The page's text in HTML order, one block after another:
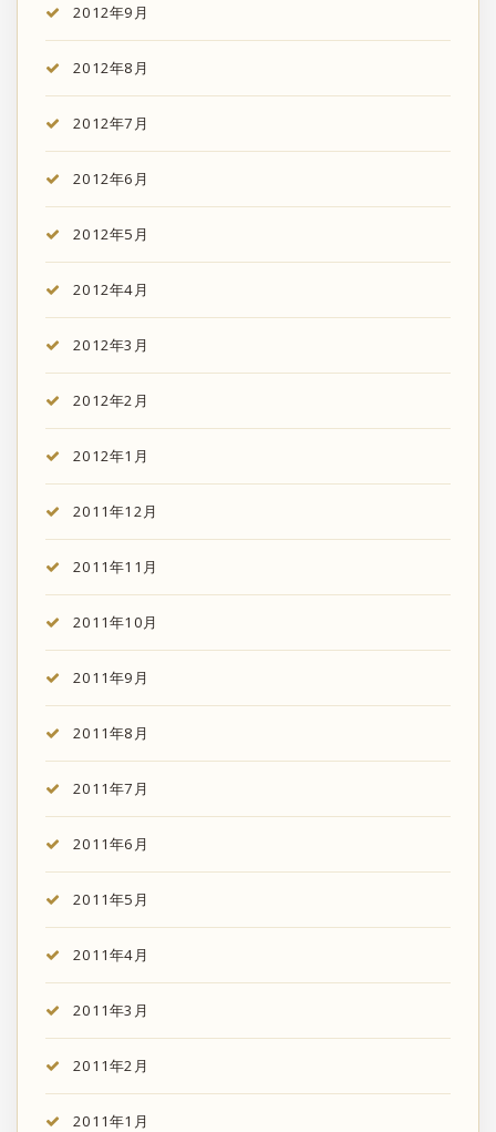
2012年9月
2012年8月
2012年7月
2012年6月
2012年5月
2012年4月
2012年3月
2012年2月
2012年1月
2011年12月
2011年11月
2011年10月
2011年9月
2011年8月
2011年7月
2011年6月
2011年5月
2011年4月
2011年3月
2011年2月
2011年1月